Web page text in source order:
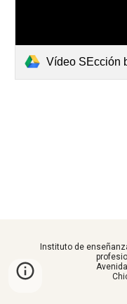
Vídeo SEcción
Instituto de